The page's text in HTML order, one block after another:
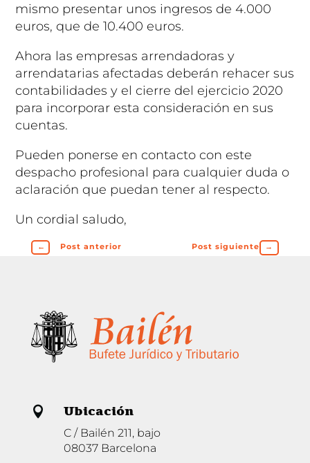
mismo presentar unos ingresos de 4.000
euros, que de 10.400 euros.
Ahora las empresas arrendadoras y
arrendatarias afectadas deberán rehacer sus
contabilidades y el cierre del ejercicio 2020
para incorporar esta consideración en sus
cuentas.
Pueden ponerse en contacto con este
despacho profesional para cualquier duda o
aclaración que puedan tener al respecto.
Un cordial saludo,
← Post anterior Post siguiente →
 Ubicación
C / Bailén 211, bajo
08037 Barcelona